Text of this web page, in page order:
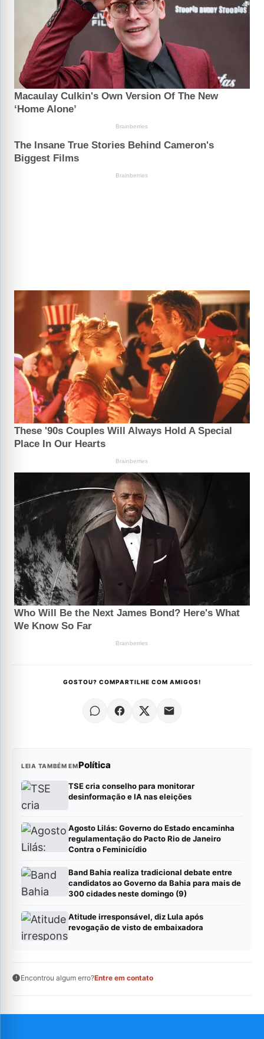
GOSTOU? COMPARTILHE COM AMIGOS!
LEIA TAMBÉM EMPolítica
TSE cria conselho para monitorar
desinformação e IA nas eleições
Agosto Lilás: Governo do Estado encaminha
regulamentação do Pacto Rio de Janeiro
Contra o Feminicídio
Band Bahia realiza tradicional debate entre
candidatos ao Governo da Bahia para mais de
300 cidades neste domingo (9)
Atitude irresponsável, diz Lula após
revogação de visto de embaixadora
Encontrou algum erro?Entre em contato